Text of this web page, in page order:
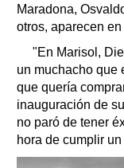
Maradona,
otros, aparecen
"En Marisol,
un muchacho que
que quería
inauguración de
no paró de tener
hora de cumplir